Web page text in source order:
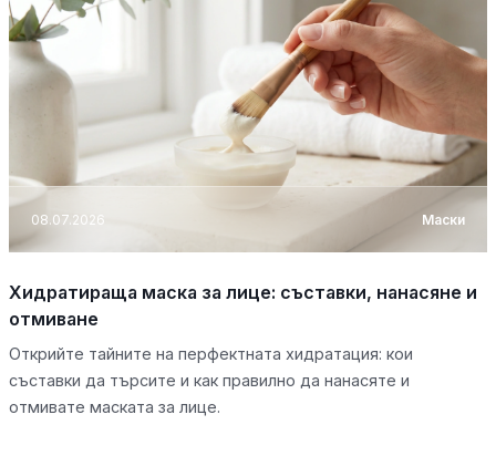
08.07.2026 Маски
Хидратираща маска за лице: съставки, нанасяне и
отмиване
Открийте тайните на перфектната хидратация: кои
съставки да търсите и как правилно да нанасяте и
отмивате маската за лице.